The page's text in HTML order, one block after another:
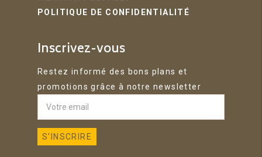
POLITIQUE DE CONFIDENTIALITÉ
Inscrivez-vous
Restez informé des bons plans et
promotions grâce à notre newsletter